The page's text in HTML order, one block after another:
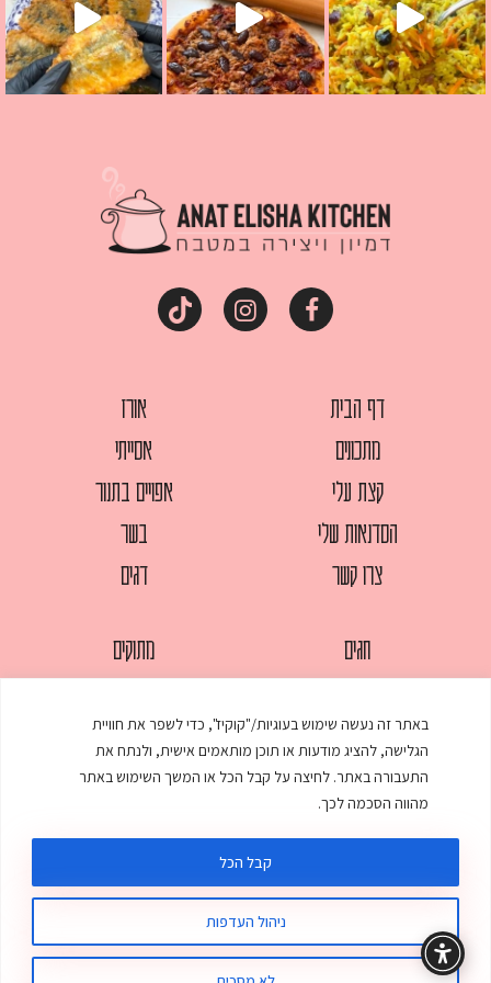
באתר זה נעשה שימוש בעוגיות/"קוקיז", כדי לשפר את חוויית
הגלישה, להציג מודעות או תוכן מותאמים אישית, ולנתח את
התעבורה באתר. לחיצה על קבל הכל או המשך השימוש באתר
מהווה הסכמה לכך.
ניהול העדפות
קבל הכל
דף הבית
מתכונים
קצת עלי
הסדנאות שלי
צרו קשר
אורז
אסייתי
אפויים בתנור
בשר
דגים
חגים
מאפים
ממולאים
מרקים
מתוקים
עוגות
עוף
© כל הזכויות שמורות לענת אלישע | עיצוב ובניית אתר
תקנון האתר מדיניות פרטיות